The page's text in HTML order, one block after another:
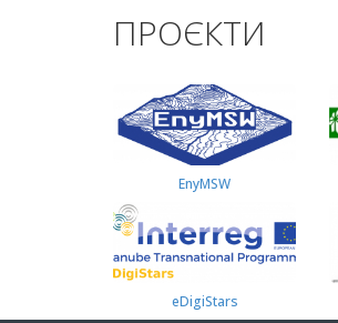
ПРОЄКТИ
EnyMSW
eDigiStars